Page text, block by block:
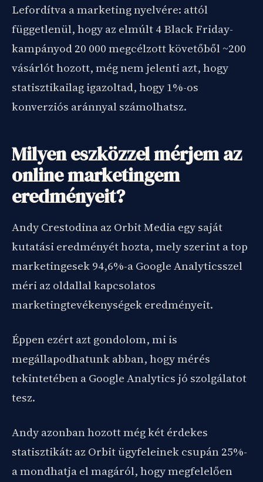
Lefordítva a marketing nyelvére: attól
függetlenül, hogy az elmúlt 4 Black Friday-
kampányod 20 000 megcélzott követőből ~200
vásárlót hozott, még nem jelenti azt, hogy
statisztikailag igazoltad, hogy 1%-os
konverziós aránnyal számolhatsz.
Milyen eszközzel mérjem az
online marketingem
eredményeit?
Andy Crestodina az Orbit Media egy saját
kutatási eredményét hozta, mely szerint a top
marketingesek 94,6%-a Google Analyticsszel
méri az oldallal kapcsolatos
marketingtevékenységek eredményeit.
Éppen ezért azt gondolom, mi is
megállapodhatunk abban, hogy mérés
tekintetében a Google Analytics jó szolgálatot
tesz.
Andy azonban hozott még két érdekes
statisztikát: az Orbit ügyfeleinek csupán 25%-
a mondhatja el magáról, hogy megfelelően